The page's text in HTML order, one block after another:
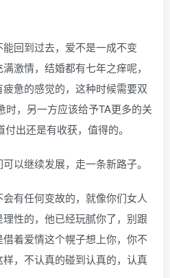
回到过去，爱不是一成不变
激情，结婚都有七年之痒呢，
惫的感觉的，这种时候需要双
时，另一方应该给予TA更多的关
出还是有收获，值得的。
以继续发展，走一条新路子。
有任何变故的，就像你们女人
性的，他已经玩腻你了，别跟
着爱情这个幌子想上你，你不
，不认真的碰到认真的，认真